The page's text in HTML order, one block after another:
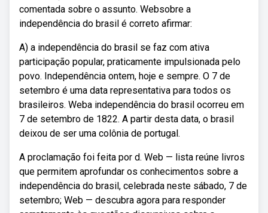
comentada sobre o assunto. Websobre a
independência do brasil é correto afirmar:
A) a independência do brasil se faz com ativa
participação popular, praticamente impulsionada pelo
povo. Independência ontem, hoje e sempre. O 7 de
setembro é uma data representativa para todos os
brasileiros. Weba independência do brasil ocorreu em
7 de setembro de 1822. A partir desta data, o brasil
deixou de ser uma colônia de portugal.
A proclamação foi feita por d. Web — lista reúne livros
que permitem aprofundar os conhecimentos sobre a
independência do brasil, celebrada neste sábado, 7 de
setembro; Web — descubra agora para responder